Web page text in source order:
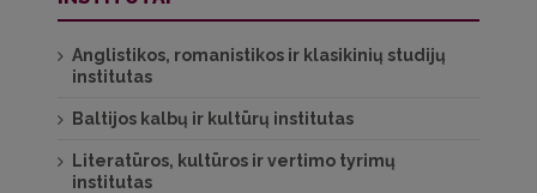
Anglistikos, romanistikos ir klasikinių studijų
institutas
Baltijos kalbų ir kultūrų institutas
Literatūros, kultūros ir vertimo tyrimų
institutas